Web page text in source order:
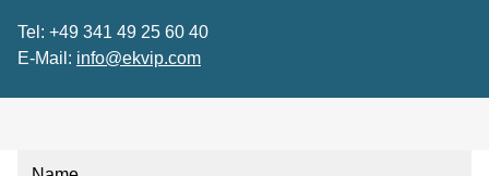
Tel: +49 341 49 25 60 40
E-Mail: info@ekvip.com
Name